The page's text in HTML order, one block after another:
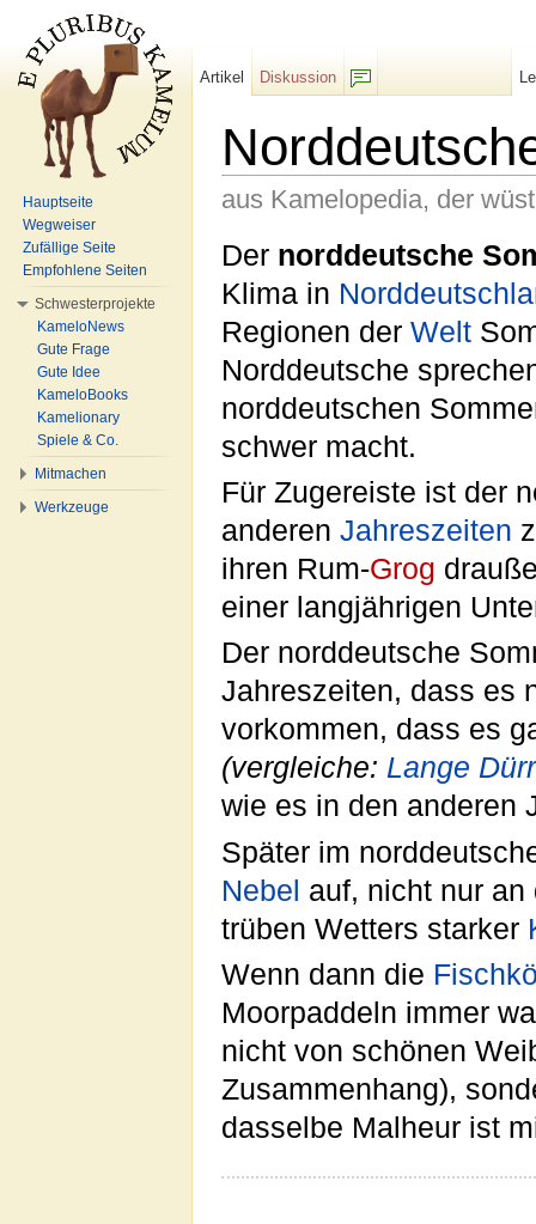
aus Kamelopedia, der
Der norddeutsche
Klima in
Regionen der Welt
Norddeutsche
norddeutschen
schwer macht.
Für Zugereiste ist der
anderen Jahreszeiten
ihren Rum-Grog
einer langjährigen
Der norddeutsche
Jahreszeiten, dass es
vorkommen, dass es
(vergleiche: Lange
wie es in den anderen
Später im
Nebel auf, nicht nur
trüben Wetters starker
Wenn dann die
Moorpaddeln immer
nicht von schönen
Zusammenhang),
dasselbe Malheur ist
Artikel
Diskussion
Hauptseite
Wegweiser
Zufällige Seite
Empfohlene Seiten
Schwesterprojekte
KameloNews
Gute Frage
Gute Idee
KameloBooks
Kamelionary
Spiele & Co.
Mitmachen
Werkzeuge